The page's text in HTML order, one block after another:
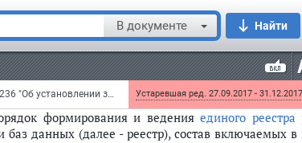
В документе Найти
Постановление Правительства РФ от 16 ноября 2015 г. N 1236 "Об установлении запрета на допуск программного обеспечения, происходящего из иностранных государств, для целей осуществления закупок для обеспечения государственных и муниципальных нужд" Устаревшая ред. 27.09.2017 - 31.12.2017
машин и баз данных
Правительства РФ от 16 ноября 2015
формирования и ведения единого реестра
данных (далее - реестр), состав включаемых в